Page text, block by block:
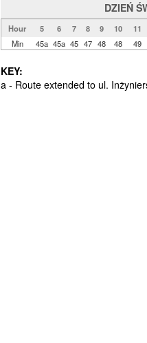
DZIEŃ
Hour 5 6 7 8 9 10
11
Min
45a 45a 45 47 48 48 49
KEY:
a - Route extended to ul.